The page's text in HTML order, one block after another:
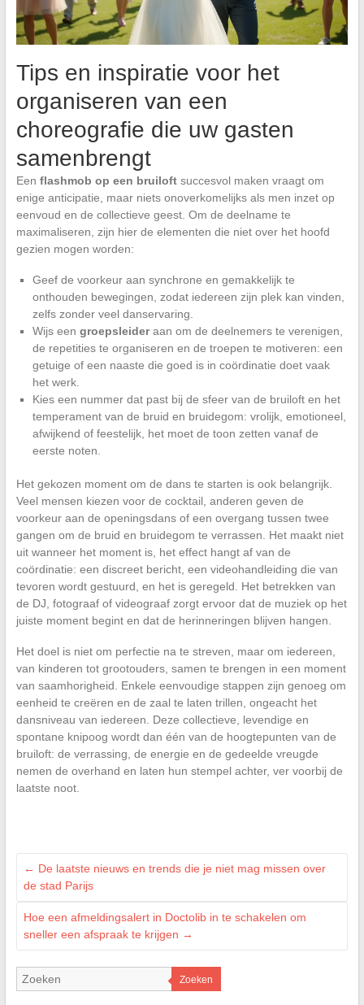
Tips en inspiratie voor het
organiseren van een
choreografie die uw gasten
samenbrengt
Een flashmob op een bruiloftsuccesvol maken vraagt om
enige anticipatie, maar niets onoverkomelijks als men inzet op
eenvoud en de collectieve geest. Om de deelname te
maximaliseren, zijn hier de elementen die niet over het hoofd
gezien mogen worden:
Geef de voorkeur aan synchrone en gemakkelijk te
onthouden bewegingen, zodat iedereen zijn plek kan vinden,
zelfs zonder veel danservaring.
Wijs een groepsleideraan om de deelnemers te verenigen,
de repetities te organiseren en de troepen te motiveren: een
getuige of een naaste die goed is in coördinatie doet vaak
het werk.
Kies een nummer dat past bij de sfeer van de bruiloft en het
temperament van de bruid en bruidegom: vrolijk, emotioneel,
afwijkend of feestelijk, het moet de toon zetten vanaf de
eerste noten.
Het gekozen moment om de dans te starten is ook belangrijk.
Veel mensen kiezen voor de cocktail, anderen geven de
voorkeur aan de openingsdans of een overgang tussen twee
gangen om de bruid en bruidegom te verrassen. Het maakt niet
uit wanneer het moment is, het effect hangt af van de
coördinatie: een discreet bericht, een videohandleiding die van
tevoren wordt gestuurd, en het is geregeld. Het betrekken van
de DJ, fotograaf of videograaf zorgt ervoor dat de muziek op het
juiste moment begint en dat de herinneringen blijven hangen.
Het doel is niet om perfectie na te streven, maar om iedereen,
van kinderen tot grootouders, samen te brengen in een moment
van saamhorigheid. Enkele eenvoudige stappen zijn genoeg om
eenheid te creëren en de zaal te laten trillen, ongeacht het
dansniveau van iedereen. Deze collectieve, levendige en
spontane knipoog wordt dan één van de hoogtepunten van de
bruiloft: de verrassing, de energie en de gedeelde vreugde
nemen de overhand en laten hun stempel achter, ver voorbij de
laatste noot.
← De laatste nieuws en trends die je niet mag missen over
de stad Parijs
Hoe een afmeldingsalert in Doctolib in te schakelen om
sneller een afspraak te krijgen →
Zoeken